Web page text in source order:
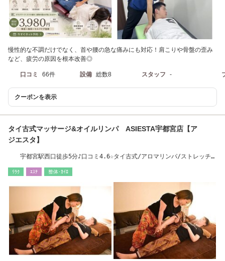
慢性的な不調だけでなく、首や腰の急な痛みにも対応！肩こりや骨盤の歪み
など、疲労の原因を根本改善◎
口コミ 66件 設備 総数8 スタッフ -
クーポンを表示
タイ古式マッサージ&オイルリンパ ASIESTA宇都宮店【ア
ジエスタ】
宇都宮駅西口徒歩5分♪口コミ4.6☆タイ古式/アロマリンパ/ストレッチ/
ﾘﾗｸ ｴｽﾃ 整体･ｶｲﾛ